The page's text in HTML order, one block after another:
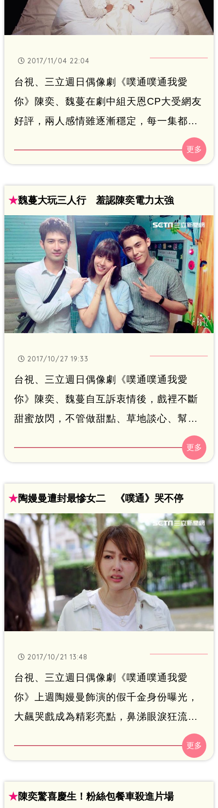
2017/11/04 22:04
台視、三立週日偶像劇《噗通噗通我愛
你》陳奕、魏蔓在劇中組天恩CP大受網友
好評，兩人感情雖逐漸穩定，每一集都宛
如新婚夫妻般甜蜜放閃，沒想到最新一集
陳奕心臟竟意外出現排斥情況，甚至危及
漫約會安慰陳奕，甚至帶陳奕去motel「開
房間」，兩人共躺在一張大床上，小倆口
露出尷尬害羞的神情，更讓粉絲不禁敲碗
期待：「快發生點什麼事情吧！」
★魏蔓大玩三人行 羞認陳奕電力太強
2017/10/27 19:33
台視、三立週日偶像劇《噗通噗通我愛
你》陳奕、魏蔓自互訴衷情後，戲裡不斷
甜蜜放閃，不管做甜點、草地談心、幫狗
洗澡，無時無刻親不停，讓觀眾看得驚
呼：「太甜了！」而簡宏霖自發現陳奕是
毅然從追求者退位，但不仍忘向陳奕放話
不准傷害魏蔓，「不然就別怪我不客
氣」。最近劇中關係突轉變為三人行，不
論故事情節發展到哪，總是陳奕加魏蔓再
加上簡宏霖，三人黏答答的情形形成了
「三人行不行」
★陶嫚曼遭封最慘女二 《噗通》哭不停
2017/10/21 13:48
台視、三立週日偶像劇《噗通噗通我愛
你》上週陶嫚曼飾演的假千金身份曝光，
大飆哭戲成為精彩亮點，鼻涕眼淚狂流哭
到沒形象，卻也被網友大讚很會哭、很會
演。劇中陶嫚曼更意外發現親生父親竟是
離她而去，戲劇化轉折與悲慘劇情，讓陶
★陳奕驚喜慶生！粉絲包餐車殺進片場